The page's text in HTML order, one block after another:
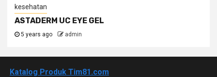
kesehatan
ASTADERM UC EYE GEL
5 years ago admin
Katalog Produk Tim81.com